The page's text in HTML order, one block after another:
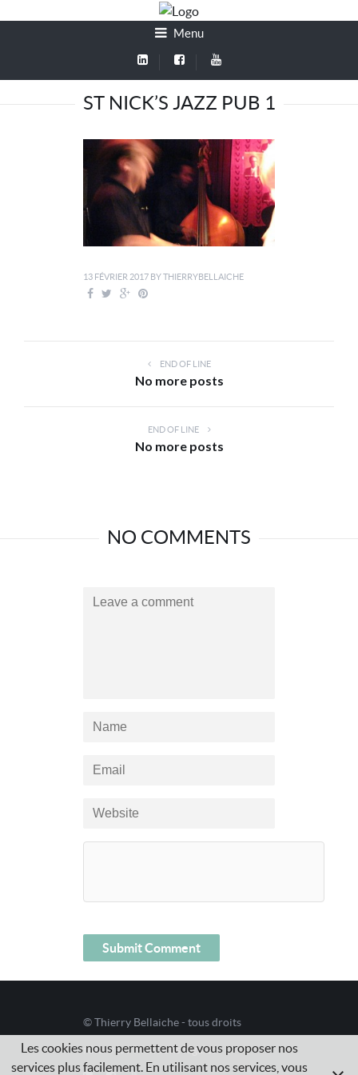
Menu
ST NICK’S JAZZ PUB 1
13 FÉVRIER 2017 BYTHIERRYBELLAICHE
END OF LINE
No more posts
END OF LINE
No more posts
NO COMMENTS
© Thierry Bellaiche - tous droits
réservés /Mentions légales
Les cookies nous permettent de vous proposer nos
services plus facilement. En utilisant nos services, vous